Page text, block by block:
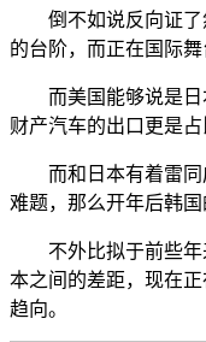
倒不如说反向证了
的台阶，而正在国际
而美国能够说是日
财产汽车的出口更是
而和日本有着雷同
难题，那么开年后韩
不外比拟于前些年
本之间的差距，现在
趋向。